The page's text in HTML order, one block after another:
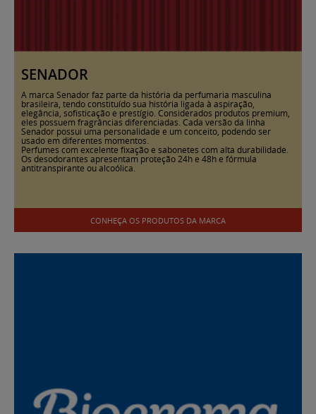
SENADOR
A marca Senador faz parte da história da perfumaria masculina
brasileira, tendo constituído sua história ligada à aspiração,
elegância, sofisticação e prestígio. Considerados produtos premium,
eles possuem fragrâncias diferenciadas. Cada versão da linha
Senador possui uma personalidade e um conceito, podendo ser
usado em diferentes momentos.
Perfumes com excelente fixação e sabonetes com alta durabilidade.
Os desodorantes apresentam proteção 24h e 48h e fórmula
antitranspirante ou alcoólica.
CONHEÇA OS PRODUTOS DA MARCA